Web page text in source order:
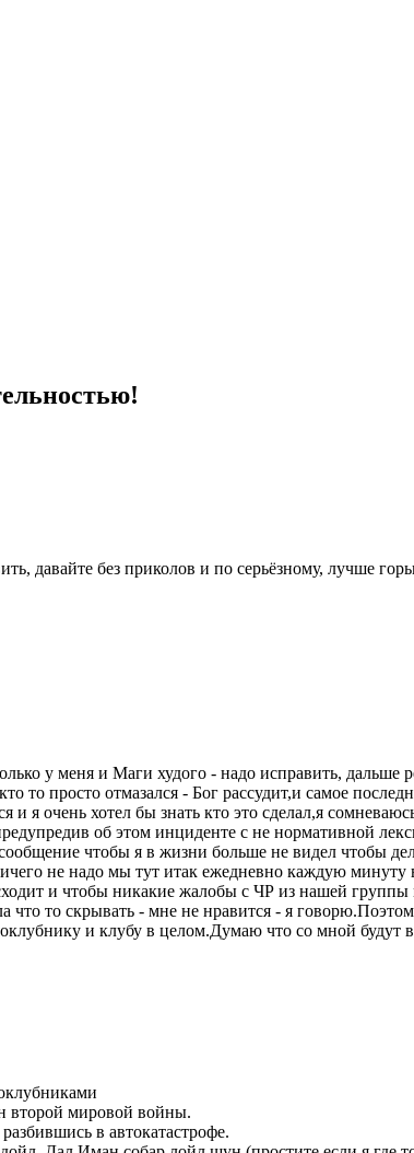
давайте без приколов и по серьёзному, лучше
у меня и Маги худого - надо исправить, дальше
то просто отмазался - Бог рассудит,и самое
и я очень хотел бы знать кто это сделал,я
об этом инциденте с не нормативной
чтобы я в жизни больше не видел чтобы
не надо мы тут итак ежедневно каждую
и чтобы никакие жалобы с ЧР из нашей
то скрывать - мне не нравится - я
и клубу в целом.Думаю что со мной будут
второй мировой войны.
в автокатастрофе.